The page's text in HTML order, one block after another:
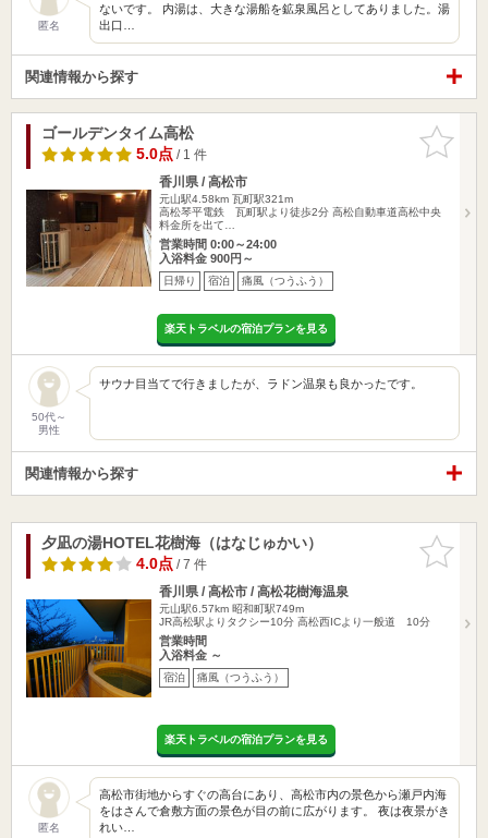
匿名
ないです。 内湯は、大きな湯船を鉱泉風呂としてありました。湯
出口…
関連情報から探す
お気に入
りに追加
ゴールデンタイム高松
5.0点/ 1 件
香川県 / 高松市
元山駅4.58km 瓦町駅321m
高松琴平電鉄 瓦町駅より徒歩2分 高松自動車道高松中央
料金所を出て…
営業時間 0:00～24:00
入浴料金 900円～
日帰り 宿泊 痛風（つうふう）
楽天トラベルの宿泊プランを見る
50代～
男性
サウナ目当てで行きましたが、ラドン温泉も良かったです。
関連情報から探す
お気に入
りに追加
夕凪の湯HOTEL花樹海（はなじゅかい）
4.0点/ 7 件
香川県 / 高松市 / 高松花樹海温泉
元山駅6.57km 昭和町駅749m
JR高松駅よりタクシー10分 高松西ICより一般道 10分
営業時間
入浴料金 ～
宿泊 痛風（つうふう）
楽天トラベルの宿泊プランを見る
匿名
高松市街地からすぐの高台にあり、高松市内の景色から瀬戸内海
をはさんで倉敷方面の景色が目の前に広がります。 夜は夜景がき
れい…